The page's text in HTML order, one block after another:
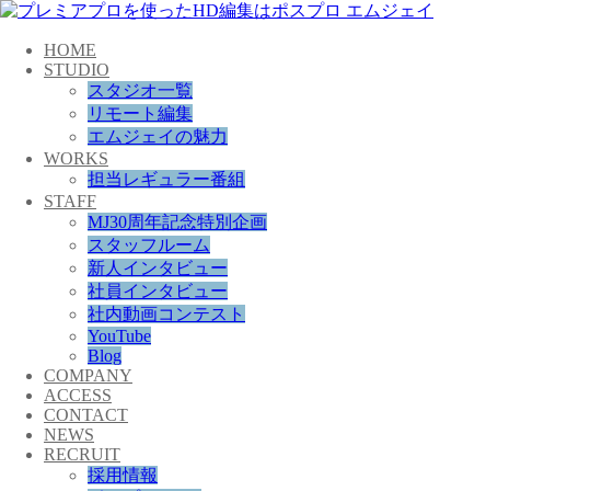
HOME
STUDIO
スタジオ一覧
リモート編集
エムジェイの魅力
WORKS
担当レギュラー番組
STAFF
MJ30周年記念特別企画
スタッフルーム
新人インタビュー
社員インタビュー
社内動画コンテスト
YouTube
Blog
COMPANY
ACCESS
CONTACT
NEWS
RECRUIT
採用情報